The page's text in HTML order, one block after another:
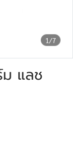
1/7
แลช